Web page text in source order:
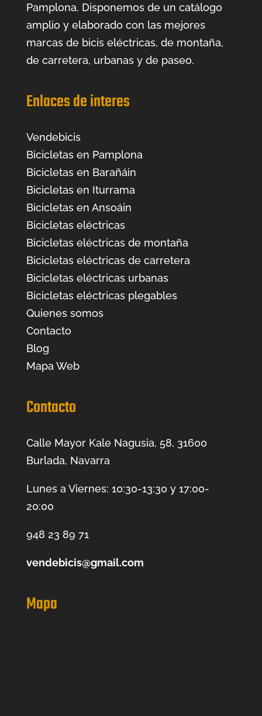
Pamplona. Disponemos de un catálogo
amplio y elaborado con las mejores
marcas de bicis eléctricas, de montaña,
de carretera, urbanas y de paseo.
Enlaces de interes
Vendebicis
Bicicletas en Pamplona
Bicicletas en Barañáin
Bicicletas en Iturrama
Bicicletas en Ansoáin
Bicicletas eléctricas
Bicicletas eléctricas de montaña
Bicicletas eléctricas de carretera
Bicicletas eléctricas urbanas
Bicicletas eléctricas plegables
Quienes somos
Contacto
Blog
Mapa Web
Contacto
Calle Mayor Kale Nagusia, 58, 31600
Burlada, Navarra
Lunes a Viernes: 10:30-13:30 y 17:00-
20:00
948 23 89 71
vendebicis@gmail.com
Mapa